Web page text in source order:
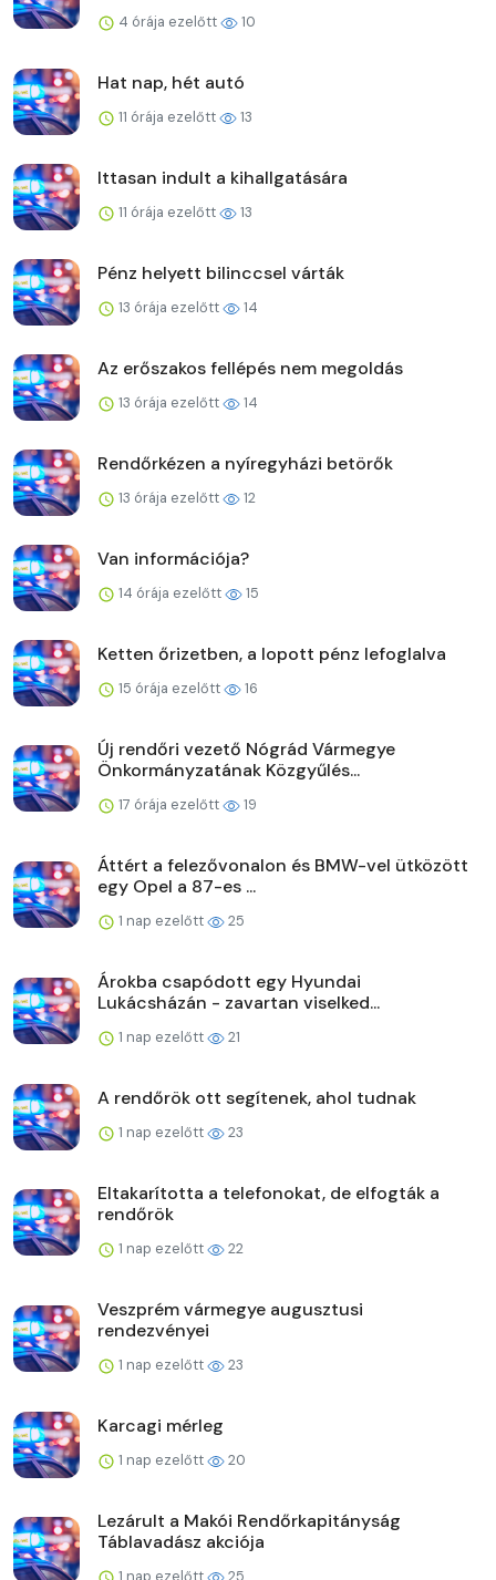
4 órája ezelőtt 10
Hat nap, hét autó
11 órája ezelőtt 13
Ittasan indult a kihallgatására
11 órája ezelőtt 13
Pénz helyett bilinccsel várták
13 órája ezelőtt 14
Az erőszakos fellépés nem megoldás
13 órája ezelőtt 14
Rendőrkézen a nyíregyházi betörők
13 órája ezelőtt 12
Van információja?
14 órája ezelőtt 15
Ketten őrizetben, a lopott pénz lefoglalva
15 órája ezelőtt 16
Új rendőri vezető Nógrád Vármegye
Önkormányzatának Közgyűlés...
17 órája ezelőtt 19
Áttért a felezővonalon és BMW-vel ütközött
egy Opel a 87-es ...
1 nap ezelőtt 25
Árokba csapódott egy Hyundai
Lukácsházán - zavartan viselked...
1 nap ezelőtt 21
A rendőrök ott segítenek, ahol tudnak
1 nap ezelőtt 23
Eltakarította a telefonokat, de elfogták a
rendőrök
1 nap ezelőtt 22
Veszprém vármegye augusztusi
rendezvényei
1 nap ezelőtt 23
Karcagi mérleg
1 nap ezelőtt 20
Lezárult a Makói Rendőrkapitányság
Táblavadász akciója
1 nap ezelőtt 25